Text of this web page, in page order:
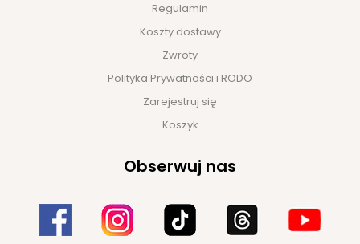
Regulamin
Koszty dostawy
Zwroty
Polityka Prywatności i RODO
Zarejestruj się
Koszyk
Obserwuj nas